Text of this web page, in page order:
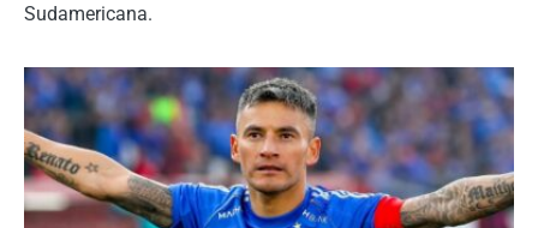
Sudamericana.